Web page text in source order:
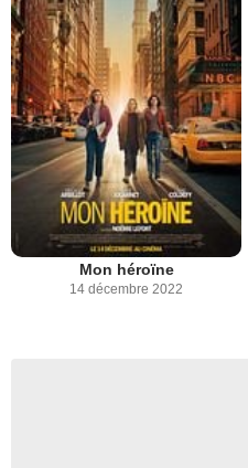
Mon héroïne
14 décembre 2022